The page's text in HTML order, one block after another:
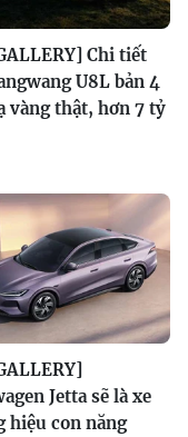
Chi tiết
U8L bản 4
vàng thật, hơn 7 tỷ
Jetta sẽ là xe
hiệu con năng